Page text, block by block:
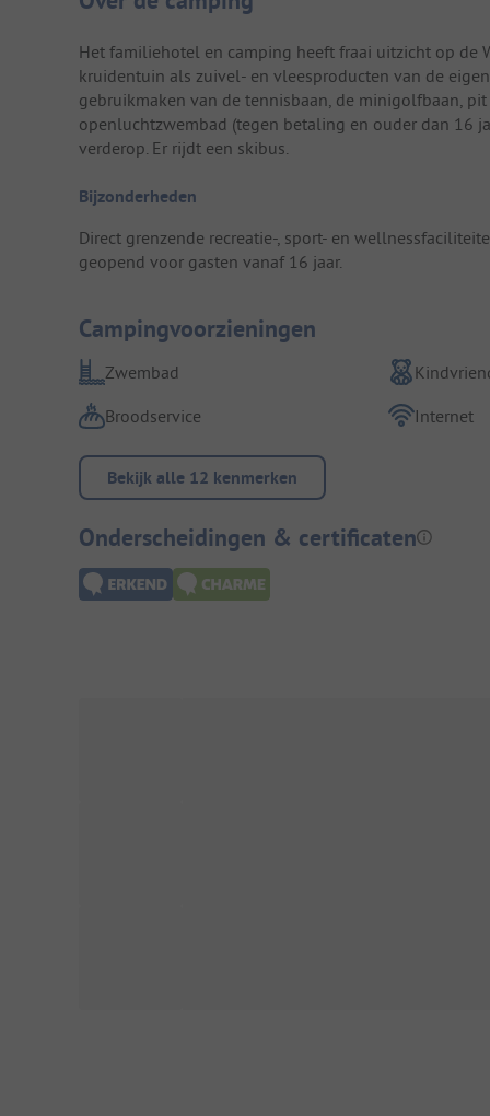
Het familiehotel en camping heeft fraai uitzicht op de
kruidentuin als zuivel- en vleesproducten van de
gebruikmaken van de tennisbaan, de minigolfbaan,
openluchtzwembad (tegen betaling en ouder dan 16
verderop. Er rijdt een skibus.
Bijzonderheden
Direct grenzende recreatie-, sport- en
geopend voor gasten vanaf 16 jaar.
Campingvoorzieningen
Zwembad
Broodservice
Internet
Bekijk alle 12 kenmerken
Onderscheidingen & certificaten